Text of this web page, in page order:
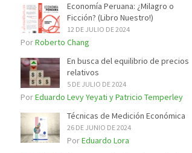
Economía Peruana: ¿Milagro o
Ficción? (Libro Nuestro!)
12 DE JULIO DE 2024
PorRoberto Chang
En busca del equilibrio de precios
relativos
5 DE JULIO DE 2024
PorEduardo Levy Yeyati y Patricio Temperley
Técnicas de Medición Económica
26 DE JUNIO DE 2024
PorEduardo Lora